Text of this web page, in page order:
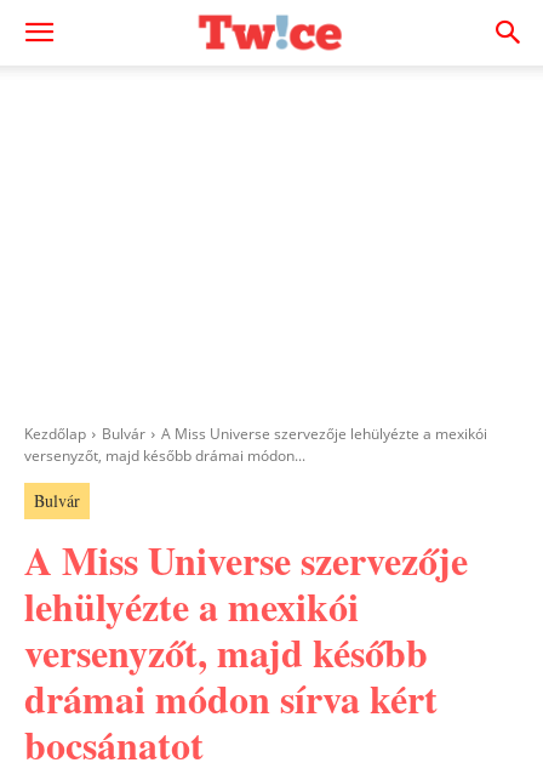
Kezdőlap Bulvár
A Miss Universe szervezője lehülyézte a mexikói
versenyzőt, majd később drámai módon...
Bulvár
A Miss Universe szervezője
lehülyézte a mexikói
versenyzőt, majd később
drámai módon sírva kért
bocsánatot